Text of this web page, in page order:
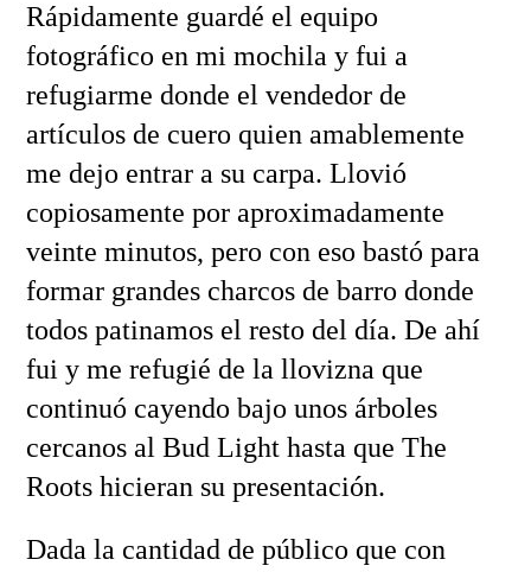
Rápidamente guardé el equipo
fotográfico en mi mochila y fui a
refugiarme donde el vendedor de
artículos de cuero quien amablemente
me dejo entrar a su carpa. Llovió
copiosamente por aproximadamente
veinte minutos, pero con eso bastó para
formar grandes charcos de barro donde
todos patinamos el resto del día. De ahí
fui y me refugié de la llovizna que
continuó cayendo bajo unos árboles
cercanos al Bud Light hasta que The
Roots hicieran su presentación.
Dada la cantidad de público que con